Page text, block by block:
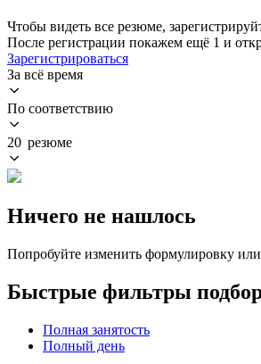
Чтобы видеть все резюме,
После регистрации покажем ещё 1 и
Зарегистрироваться
За всё время
По соответствию
20 резюме
Ничего не нашлось
Попробуйте изменить формулировку
Быстрые фильтры
Полная занятость
Полный день